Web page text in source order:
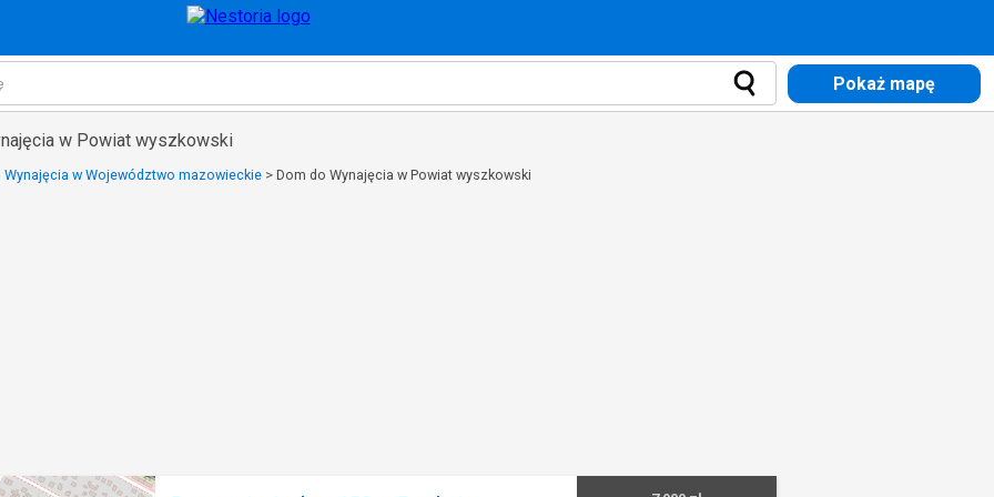
Pokaż mapę
w Powiat wyszkowski
Wynajęcia w Województwo mazowieckie > Dom do Wynajęcia w Powiat wyszkowski